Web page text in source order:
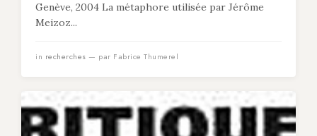
Genève, 2004 La métaphore utilisée par Jérôme
Meizoz...
in recherches — par Fabrice Thumerel